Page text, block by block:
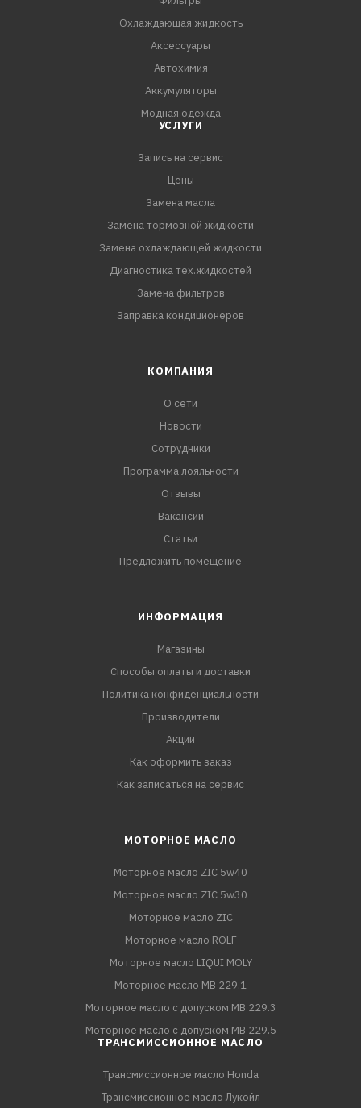
Охлаждающая жидкость
Аксессуары
Автохимия
Аккумуляторы
Модная одежда
УСЛУГИ
Запись на сервис
Цены
Замена масла
Замена тормозной жидкости
Замена охлаждающей жидкости
Диагностика тех.жидкостей
Замена фильтров
Заправка кондиционеров
КОМПАНИЯ
О сети
Новости
Сотрудники
Программа лояльности
Отзывы
Вакансии
Статьи
Предложить помещение
ИНФОРМАЦИЯ
Магазины
Способы оплаты и доставки
Политика конфиденциальности
Производители
Акции
Как оформить заказ
Как записаться на сервис
МОТОРНОЕ МАСЛО
Моторное масло ZIC 5w40
Моторное масло ZIC 5w30
Моторное масло ZIC
Моторное масло ROLF
Моторное масло LIQUI MOLY
Моторное масло MB 229.1
Моторное масло с допуском MB 229.3
Моторное масло с допуском MB 229.5
ТРАНСМИССИОННОЕ МАСЛО
Трансмиссионное масло Honda
Трансмиссионное масло Лукойл